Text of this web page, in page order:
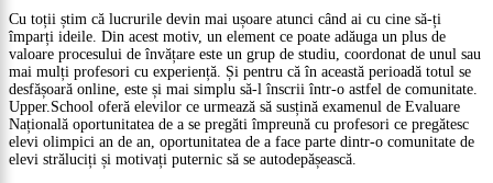
Cu toții știm că lucrurile devin mai ușoare atunci când ai cu cine să-ți
împarți ideile. Din acest motiv, un element ce poate adăuga un plus de
valoare procesului de învățare este un grup de studiu, coordonat de unul sau
mai mulți profesori cu experiență. Și pentru că în această perioadă totul se
desfășoară online, este și mai simplu să-l înscrii într-o astfel de comunitate.
Upper.School oferă elevilor ce urmează să susțină examenul de Evaluare
Națională oportunitatea de a se pregăti împreună cu profesori ce pregătesc
elevi olimpici an de an, oportunitatea de a face parte dintr-o comunitate de
elevi străluciți și motivați puternic să se autodepășească.